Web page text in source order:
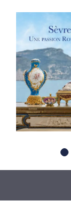
Précédent
Suivant